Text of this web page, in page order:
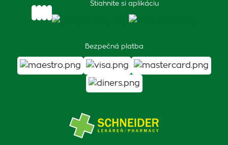
Stiahnite si aplikáciu
Bezpečná platba